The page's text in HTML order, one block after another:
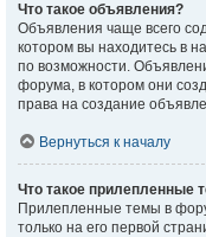
Что такое объявления?
Объявления чаще всего
котором вы находитесь в
по возможности.
форума, в котором они
права на создание
Вернуться к началу
Что такое прилепленные
Прилепленные темы в
только на его первой